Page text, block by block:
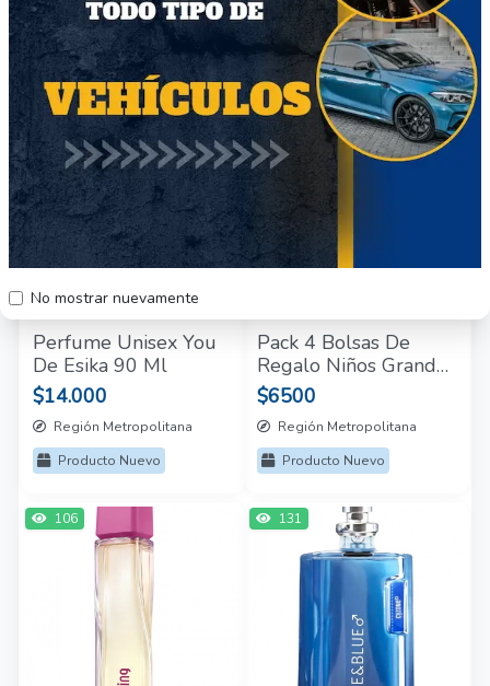
No mostrar nuevamente
Región Metropolitana
Producto Nuevo
Región Metropolitana
Producto Nuevo
92
Perfume Unisex You
De Esika 90 Ml
$14.000
Región Metropolitana
Producto Nuevo
32
Pack 4 Bolsas De
Regalo Niños Grandes
30x40cm 1178
$6500
Región Metropolitana
Producto Nuevo
106 131